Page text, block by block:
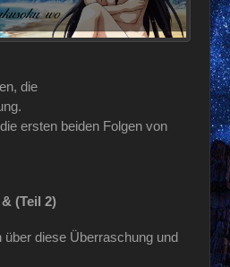
die
ersten beiden Folgen von
(Teil 2)
über diese Überraschung und